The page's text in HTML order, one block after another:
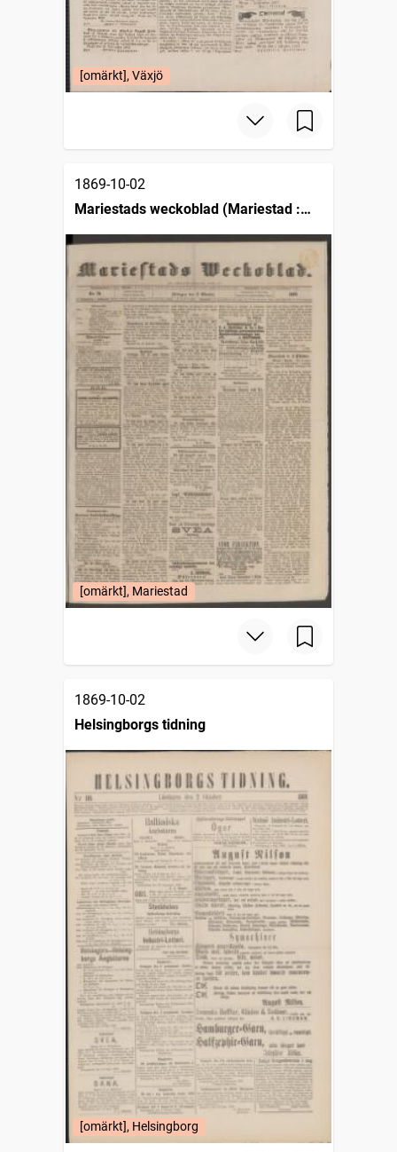
[omärkt], Växjö
1869-10-02
Mariestads weckoblad (Mariestad :
1834)
[omärkt], Mariestad
1869-10-02
Helsingborgs tidning
[omärkt], Helsingborg